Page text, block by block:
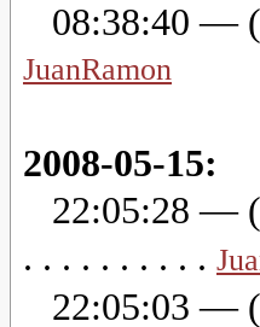
08:38:40 — (
JuanRamon
2008-05-15:
22:05:28 — (
. . . . . . . . . .
22:05:03 — (